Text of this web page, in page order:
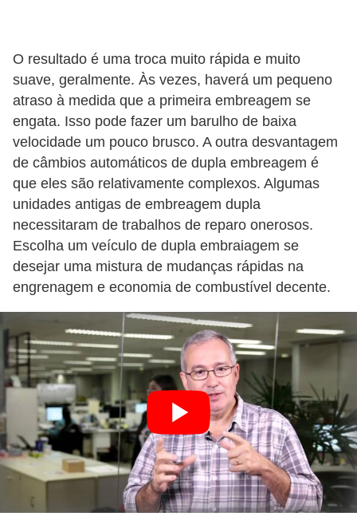
O resultado é uma troca muito rápida e muito
suave, geralmente. Às vezes, haverá um pequeno
atraso à medida que a primeira embreagem se
engata. Isso pode fazer um barulho de baixa
velocidade um pouco brusco. A outra desvantagem
de câmbios automáticos de dupla embreagem é
que eles são relativamente complexos. Algumas
unidades antigas de embreagem dupla
necessitaram de trabalhos de reparo onerosos.
Escolha um veículo de dupla embraiagem se
desejar uma mistura de mudanças rápidas na
engrenagem e economia de combustível decente.
l
l
e
m
a
n
u
e
n
ç
o
S
e
g
u
r
a